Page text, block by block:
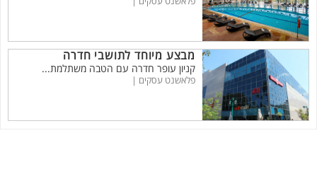
מבצע מיוחד לתושבי חדרה
קניון עופר חדרה עם הטבה משתלמת...
פלאשנט עסקים |